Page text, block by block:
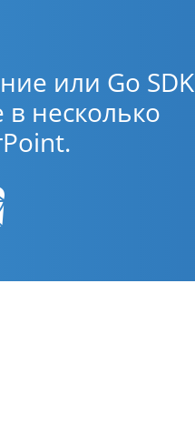
или Go SDK
несколько